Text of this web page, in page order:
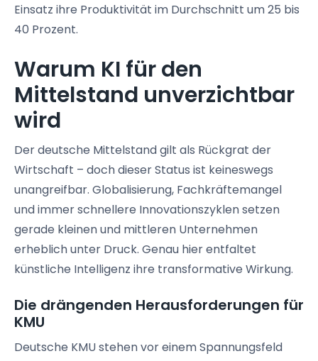
Einsatz ihre Produktivität im Durchschnitt um 25 bis
40 Prozent.
Warum KI für den
Mittelstand unverzichtbar
wird
Der deutsche Mittelstand gilt als Rückgrat der
Wirtschaft – doch dieser Status ist keineswegs
unangreifbar. Globalisierung, Fachkräftemangel
und immer schnellere Innovationszyklen setzen
gerade kleinen und mittleren Unternehmen
erheblich unter Druck. Genau hier entfaltet
künstliche Intelligenz ihre transformative Wirkung.
Die drängenden Herausforderungen für
KMU
Deutsche KMU stehen vor einem Spannungsfeld